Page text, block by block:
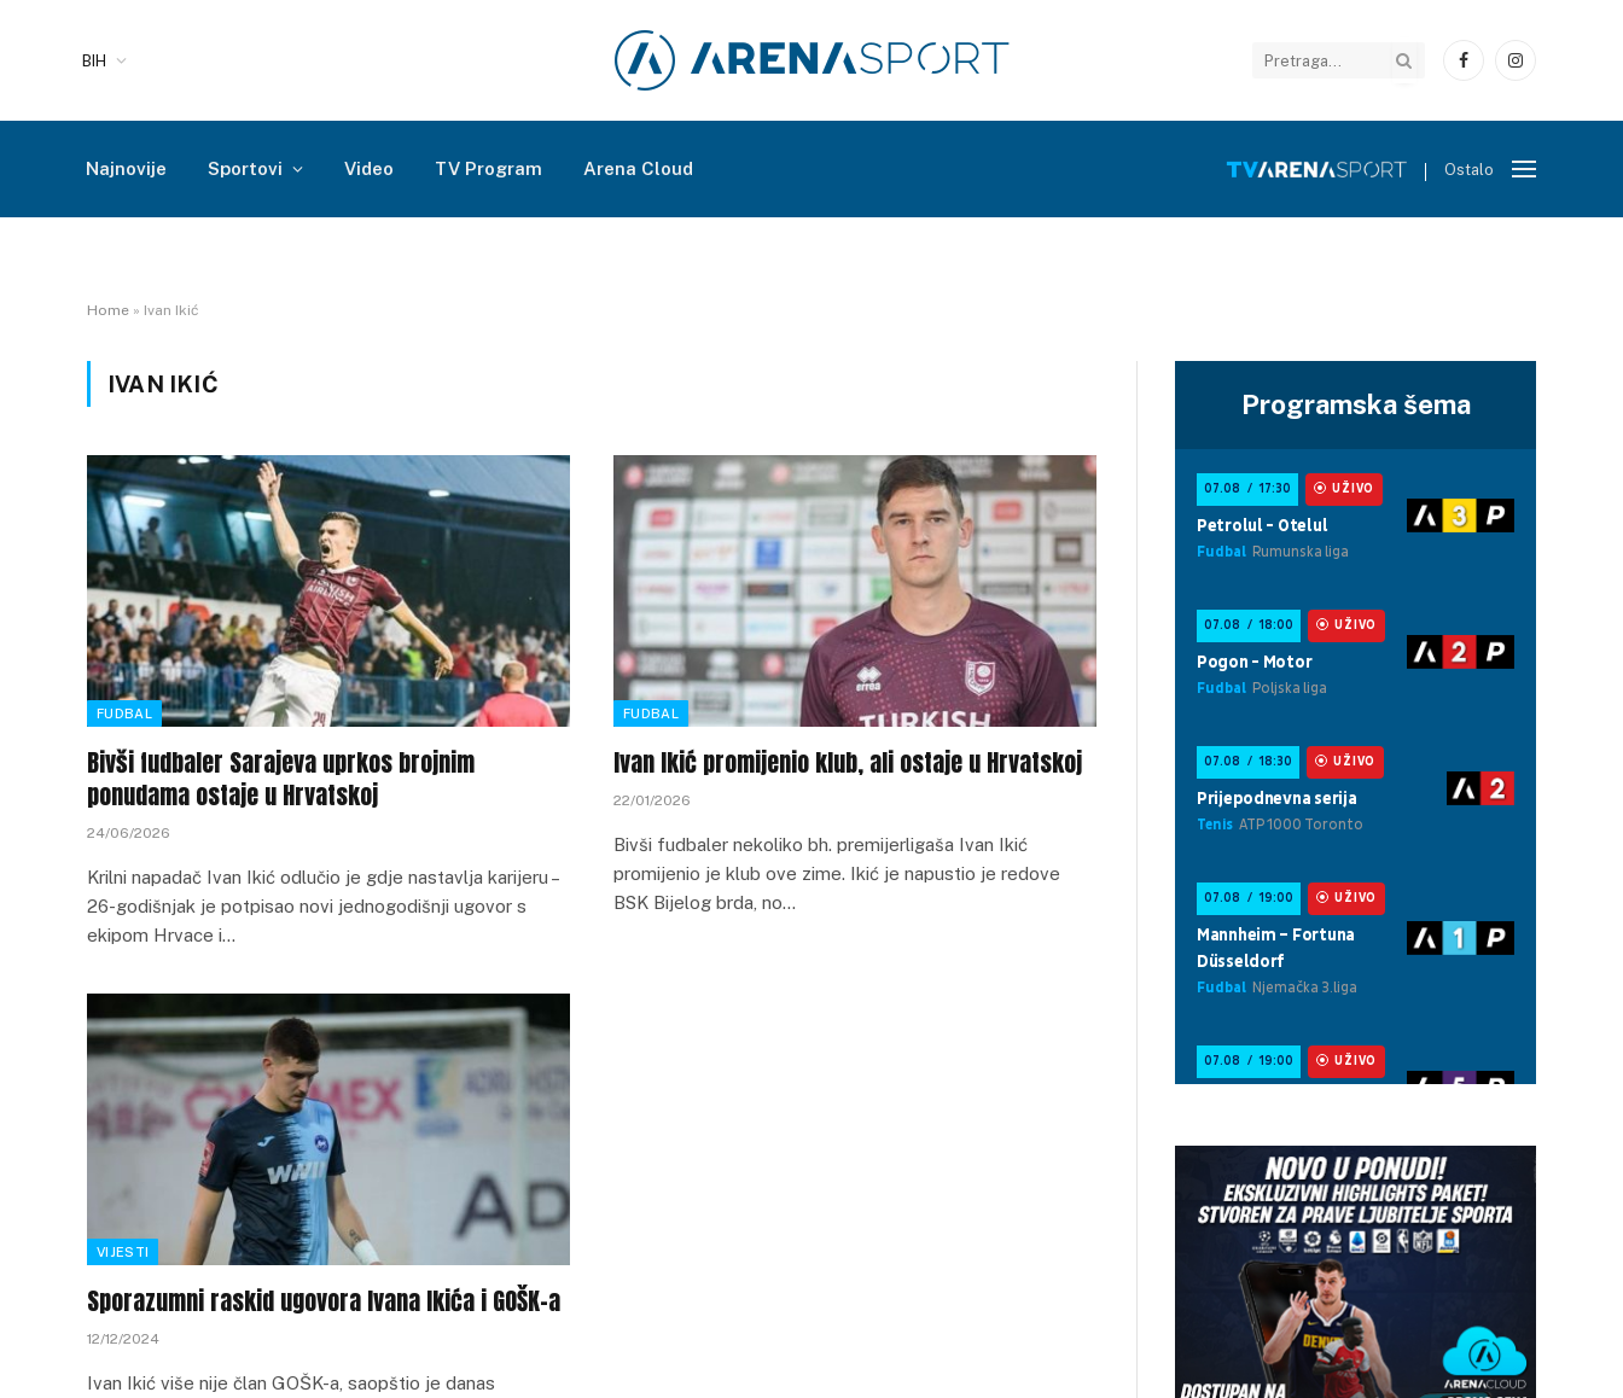
BIH
FacebookInstagram
Najnovije Sportovi Video TV Program Arena Cloud Ostalo
Home » Ivan Ikić
IVAN IKIĆ
FUDBAL
Bivši fudbaler Sarajeva uprkos brojnim
ponudama ostaje u Hrvatskoj
24/06/2026
Krilni napadač Ivan Ikić odlučio je gdje nastavlja karijeru –
26-godišnjak je potpisao novi jednogodišnji ugovor s
ekipom Hrvace i…
FUDBAL
Ivan Ikić promijenio klub, ali ostaje u Hrvatskoj
22/01/2026
Bivši fudbaler nekoliko bh. premijerligaša Ivan Ikić
promijenio je klub ove zime. Ikić je napustio je redove
BSK Bijelog brda, no…
VIJESTI
Sporazumni raskid ugovora Ivana Ikića i GOŠK-a
12/12/2024
Ivan Ikić više nije član GOŠK-a, saopštio je danas
Programska šema